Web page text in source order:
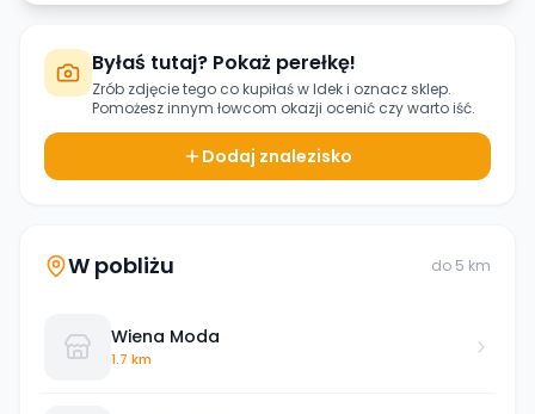
Byłaś tutaj? Pokaż perełkę!
Zrób zdjęcie tego co kupiłaś wIdeki oznacz sklep.
Pomożesz innym łowcom okazji ocenić czy warto iść.
Dodaj znalezisko
W pobliżu do 5 km
Wiena Moda
1.7 km